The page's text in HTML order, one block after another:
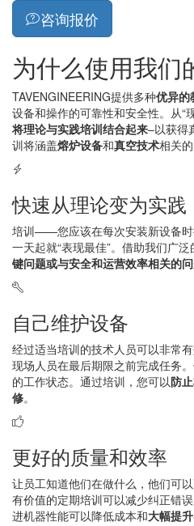
咨询报价
为什么使用我们
TAVENGINEERING提供多种优异的
设备和操作的可靠性和安全性。从“
将理论与实践培训结合起来–以获得
训将涵盖熔炉设备和真空技术相关
快速从理论变为实践
培训——您应该在每次安装新设备
一天起就“表现最佳”。借助我们广泛
键问题或与安全和运营效率相关的
自己维护设备
经过适当培训的技术人员可以非常
现场人员在最后期限之前完成任务
的工作状态。通过培训，您可以防
修。
更好的质量和效率
让员工知道他们在做什么，他们可
有价值的定期培训可以减少纠正错
进机器性能可以降低成本和大幅提